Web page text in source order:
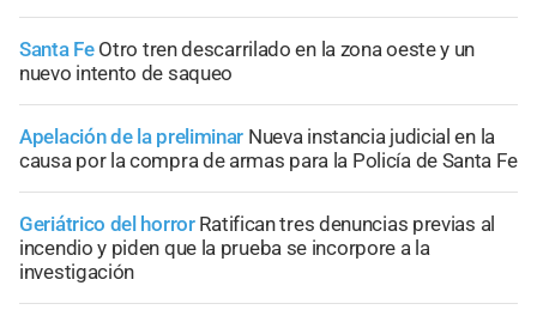
Santa Fe Otro tren descarrilado en la zona oeste y un
nuevo intento de saqueo
Apelación de la preliminar Nueva instancia judicial en la
causa por la compra de armas para la Policía de Santa Fe
Geriátrico del horror Ratifican tres denuncias previas al
incendio y piden que la prueba se incorpore a la
investigación